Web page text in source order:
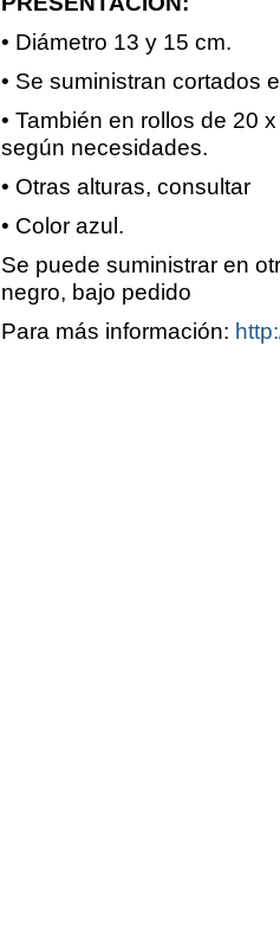
• Diámetro 13 y 15 cm.
• Se suministran cortados
• También en rollos de 20
según necesidades.
• Otras alturas, consultar
• Color azul.
Se puede suministrar en
negro, bajo pedido
Para más información: